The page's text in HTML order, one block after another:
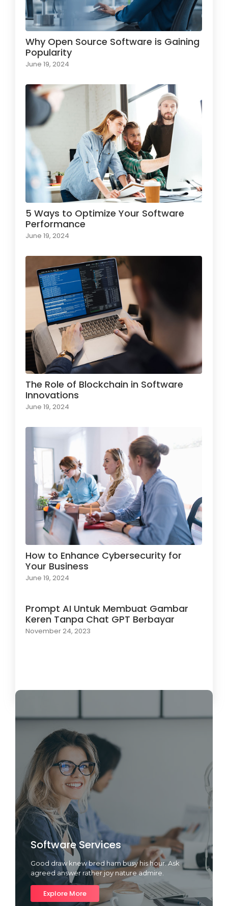
Why Open Source Software is Gaining
Popularity
June 19, 2024
5 Ways to Optimize Your Software
Performance
June 19, 2024
The Role of Blockchain in Software
Innovations
June 19, 2024
How to Enhance Cybersecurity for
Your Business
June 19, 2024
Prompt AI Untuk Membuat Gambar
Keren Tanpa Chat GPT Berbayar
November 24, 2023
Software Services
Good draw knew bred ham busy his hour. Ask
agreed answer rather joy nature admire.
Explore More